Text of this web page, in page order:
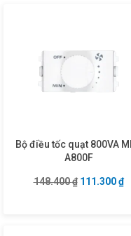
Bộ điều tốc quạt 800VA
A800F
148.400₫ Giá gốc là:
111.300₫